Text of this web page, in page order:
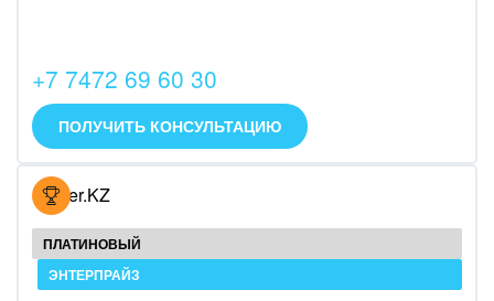
PR, маркетинг, реклама,
АПК и пищевая промышленность
Выставки, семинары, конференции
Горнодобывающая отрасль
Досуг, туризм и отдых
+7 7472 69 60 30
ПОЛУЧИТЬ КОНСУЛЬТАЦИЮ
Hoster.KZ
ПЛАТИНОВЫЙ
ЭНТЕРПРАЙЗ